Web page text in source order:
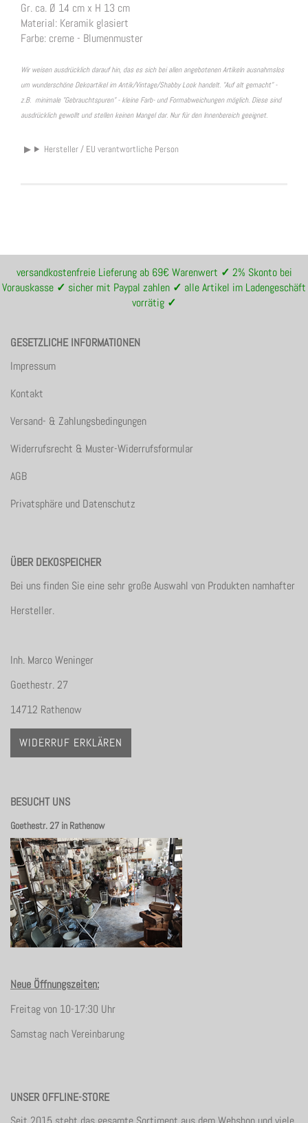
Gr. ca. Ø 14 cm x H 13 cm
Material: Keramik glasiert
Farbe: creme - Blumenmuster
Wir weisen ausdrücklich darauf hin, das es sich bei allen angebotenen Artikeln ausnahmslos
um wunderschöne Dekoartikel im Antik/Vintage/Shabby Look handelt. "Auf alt gemacht" -
z.B. minimale "Gebrauchtspuren" - kleine Farb- und Formabweichungen möglich. Diese sind
ausdrücklich gewollt und stellen keinen Mangel dar. Nur für den Innenbereich geeignet.
Hersteller / EU verantwortliche Person
versandkostenfreie Lieferung ab 69€ Warenwert ✓ 2% Skonto bei
Vorauskasse ✓ sicher mit Paypal zahlen ✓ alle Artikel im Ladengeschäft
vorrätig ✓
GESETZLICHE INFORMATIONEN
Impressum
Kontakt
Versand- & Zahlungsbedingungen
Widerrufsrecht & Muster-Widerrufsformular
AGB
Privatsphäre und Datenschutz
ÜBER DEKOSPEICHER
Bei uns finden Sie eine sehr große Auswahl von Produkten namhafter
Hersteller.
Inh. Marco Weninger
Goethestr. 27
14712 Rathenow
WIDERRUF ERKLÄREN
BESUCHT UNS
Goethestr. 27 in Rathenow
Neue Öffnungszeiten:
Freitag von 10-17:30 Uhr
Samstag nach Vereinbarung
UNSER OFFLINE-STORE